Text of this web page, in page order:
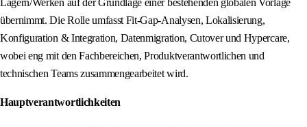
Lagern/Werken auf der Grundlage einer bestehenden globalen Vorlage
übernimmt. Die Rolle umfasst Fit-Gap-Analysen, Lokalisierung,
Konfiguration & Integration, Datenmigration, Cutover und Hypercare,
wobei eng mit den Fachbereichen, Produktverantwortlichen und
technischen Teams zusammengearbeitet wird.
Hauptverantwortlichkeiten